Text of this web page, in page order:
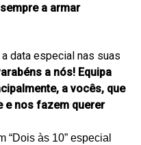
a armar
data especial nas suas
a nós! Equipa
a vocês, que
e nos fazem querer
“Dois às 10” especial